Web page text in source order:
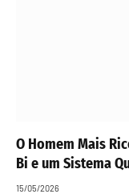
O Homem Mais
Bi e um Sistema
15/05/2026